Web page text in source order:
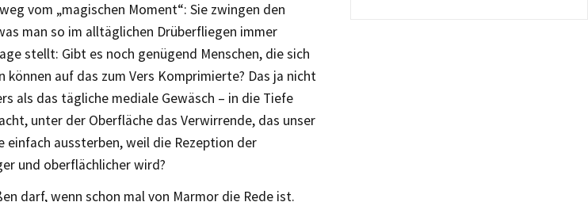
vom „magischen Moment“: Sie zwingen den
man so im alltäglichen Drüberfliegen immer
stellt: Gibt es noch genügend Menschen, die sich
auf das zum Vers Komprimierte? Das ja nicht
als das tägliche mediale Gewäsch – in die Tiefe
unter der Oberfläche das Verwirrende, das unser
einfach aussterben, weil die Rezeption der
und oberflächlicher wird?
darf, wenn schon mal von Marmor die Rede ist.